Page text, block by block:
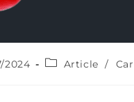
2024 Article /